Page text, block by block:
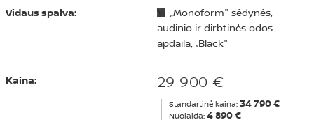
Vidaus spalva:
„Monoform" sėdynės,
audinio ir dirbtinės odos
apdaila, „Black"
Kaina: 29 900 €
Standartinė kaina: 34 790 €
Nuolaida: 4 890 €